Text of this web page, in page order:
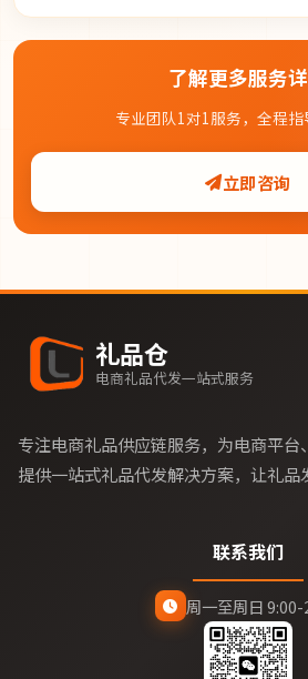
了解更多服务
专业团队1对1服务，全程
立即咨询
礼品仓
电商礼品代发一站式服务
专注电商礼品供应链服务，为电商平台
提供一站式礼品代发解决方案，让礼品
联系我们
周一至周日 9:00-